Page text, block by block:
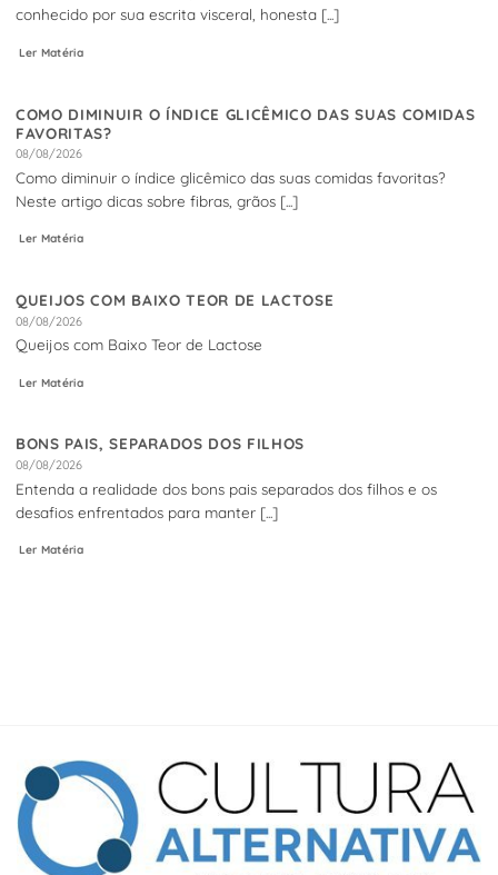
conhecido por sua escrita visceral, honesta [...]
Ler Matéria
COMO DIMINUIR O ÍNDICE GLICÊMICO DAS SUAS COMIDAS
FAVORITAS?
08/08/2026
Como diminuir o índice glicêmico das suas comidas favoritas?
Neste artigo dicas sobre fibras, grãos [...]
Ler Matéria
QUEIJOS COM BAIXO TEOR DE LACTOSE
08/08/2026
Queijos com Baixo Teor de Lactose
Ler Matéria
BONS PAIS, SEPARADOS DOS FILHOS
08/08/2026
Entenda a realidade dos bons pais separados dos filhos e os
desafios enfrentados para manter [...]
Ler Matéria